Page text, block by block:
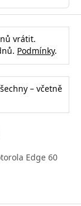
vrátit.
Podmínky.
– včetně
Edge 60